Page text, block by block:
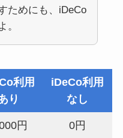
ためにも、iDeCo
。
利用
り
iDeCo利用
なし
円 0円